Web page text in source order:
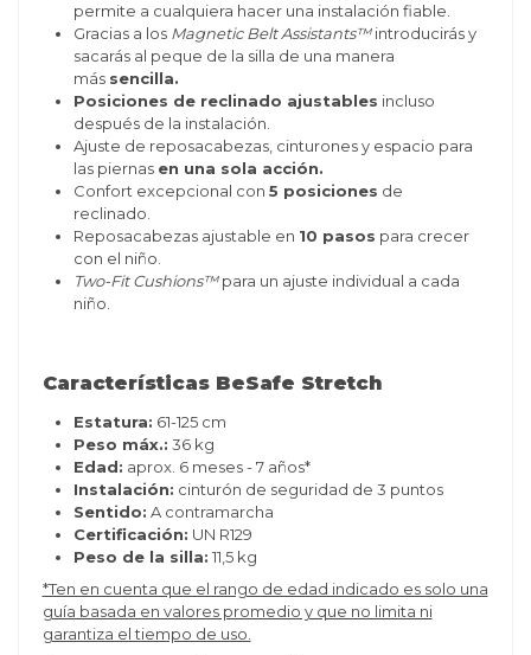
permite a cualquiera hacer una instalación fiable.
Gracias a los Magnetic Belt Assistants™introducirás y
sacarás al peque de la silla de una manera
más sencilla.
Posiciones de reclinado ajustables incluso
después de la instalación.
Ajuste de reposacabezas, cinturones y espacio para
las piernas en una sola acción.
Confort excepcional con 5 posiciones de
reclinado.
Reposacabezas ajustable en 10 pasos para crecer
con el niño.
Two-Fit Cushions™para un ajuste individual a cada
niño.
Características BeSafe Stretch
Estatura: 61-125 cm
Peso máx.: 36 kg
Edad: aprox. 6 meses - 7 años*
Instalación: cinturón de seguridad de 3 puntos
Sentido: A contramarcha
Certificación: UN R129
Peso de la silla: 11,5 kg
*Ten en cuenta que el rango de edad indicado es solo una
guía basada en valores promedio y que no limita ni
garantiza el tiempo de uso.